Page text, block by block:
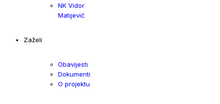
NK Vidor
Matijević
Zaželi
Obavijesti
Dokumenti
O projektu